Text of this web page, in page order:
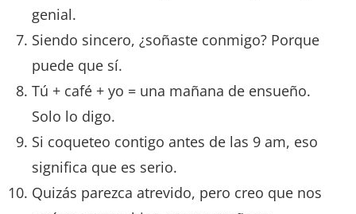
genial.
Siendo sincero, ¿soñaste conmigo? Porque
puede que sí.
Tú + café + yo = una mañana de ensueño.
Solo lo digo.
Si coqueteo contigo antes de las 9 am, eso
significa que es serio.
Quizás parezca atrevido, pero creo que nos